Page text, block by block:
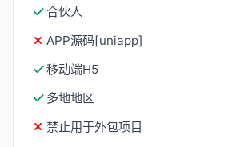
合伙人
APP源码[uniapp]
移动端H5
多地地区
禁止用于外包项目